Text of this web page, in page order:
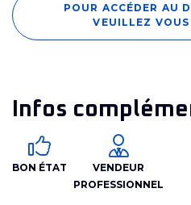
POUR ACCÉDER AU
VEUILLEZ VOUS
Infos
BON ÉTAT
VENDEUR
PROFESSIONNEL